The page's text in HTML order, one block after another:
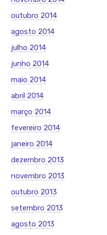
outubro 2014
agosto 2014
julho 2014
junho 2014
maio 2014
abril 2014
março 2014
fevereiro 2014
janeiro 2014
dezembro 2013
novembro 2013
outubro 2013
setembro 2013
agosto 2013